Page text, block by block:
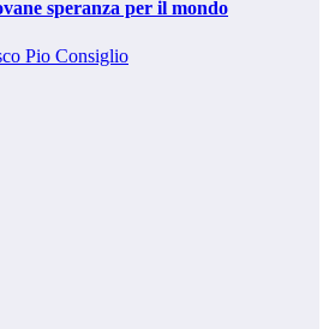
speranza per il mondo
Pio Consiglio